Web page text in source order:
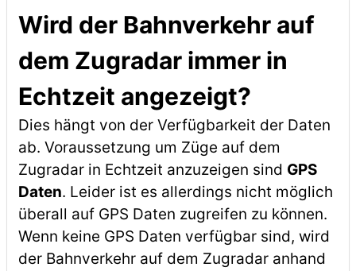
Wird der Bahnverkehr auf
dem Zugradar immer in
Echtzeit angezeigt?
Dies hängt von der Verfügbarkeit der Daten
ab. Voraussetzung um Züge auf dem
Zugradar in Echtzeit anzuzeigen sind GPS
Daten. Leider ist es allerdings nicht möglich
überall auf GPS Daten zugreifen zu können.
Wenn keine GPS Daten verfügbar sind, wird
der Bahnverkehr auf dem Zugradar anhand